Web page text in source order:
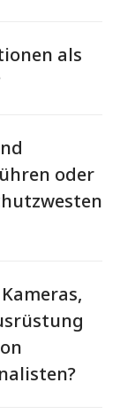
als
oder